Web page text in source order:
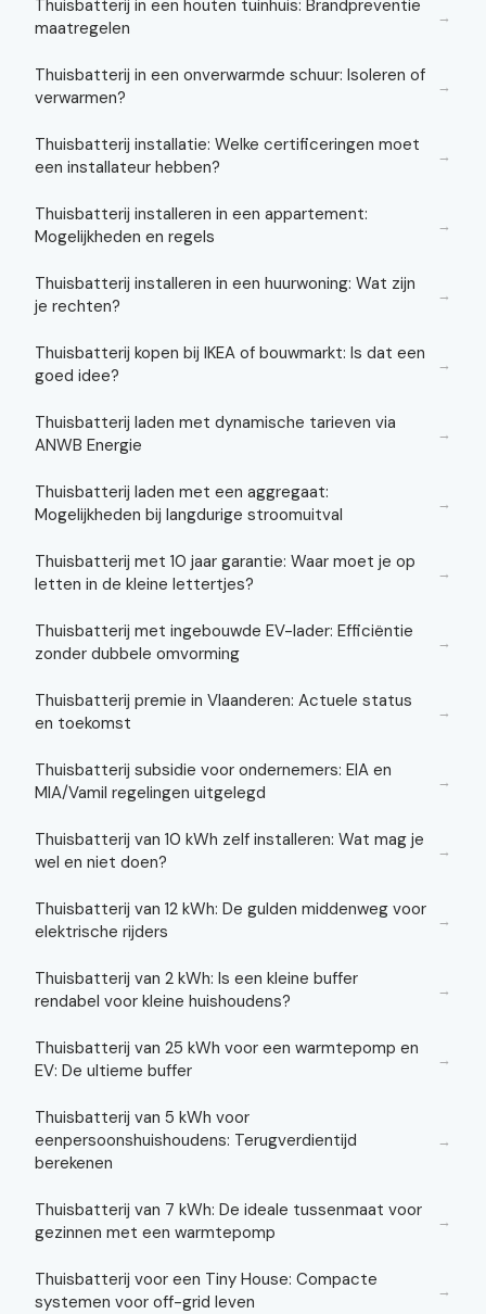
Thuisbatterij in een houten tuinhuis: Brandpreventie
maatregelen
→
Thuisbatterij in een onverwarmde schuur: Isoleren of
verwarmen?
→
Thuisbatterij installatie: Welke certificeringen moet
een installateur hebben?
→
Thuisbatterij installeren in een appartement:
Mogelijkheden en regels
→
Thuisbatterij installeren in een huurwoning: Wat zijn
je rechten?
→
Thuisbatterij kopen bij IKEA of bouwmarkt: Is dat een
goed idee?
→
Thuisbatterij laden met dynamische tarieven via
ANWB Energie
→
Thuisbatterij laden met een aggregaat:
Mogelijkheden bij langdurige stroomuitval
→
Thuisbatterij met 10 jaar garantie: Waar moet je op
letten in de kleine lettertjes?
→
Thuisbatterij met ingebouwde EV-lader: Efficiëntie
zonder dubbele omvorming
→
Thuisbatterij premie in Vlaanderen: Actuele status
en toekomst
→
Thuisbatterij subsidie voor ondernemers: EIA en
MIA/Vamil regelingen uitgelegd
→
Thuisbatterij van 10 kWh zelf installeren: Wat mag je
wel en niet doen?
→
Thuisbatterij van 12 kWh: De gulden middenweg voor
elektrische rijders
→
Thuisbatterij van 2 kWh: Is een kleine buffer
rendabel voor kleine huishoudens?
→
Thuisbatterij van 25 kWh voor een warmtepomp en
EV: De ultieme buffer
→
Thuisbatterij van 5 kWh voor
eenpersoonshuishoudens: Terugverdientijd
berekenen
→
Thuisbatterij van 7 kWh: De ideale tussenmaat voor
gezinnen met een warmtepomp
→
Thuisbatterij voor een Tiny House: Compacte
systemen voor off-grid leven
→